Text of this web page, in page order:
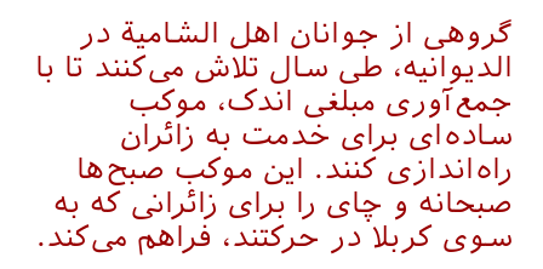
گروهی از جوانان اهل الشامیة در
الدیوانیه، طی سال تلاش می‌کنند تا با
جمع‌آوری مبلغی اندک، موکب
ساده‌ای برای خدمت به زائران
راه‌اندازی کنند. این موکب صبح‌ها
صبحانه و چای را برای زائرانی که به
سوی کربلا در حرکتند، فراهم می‌کند.